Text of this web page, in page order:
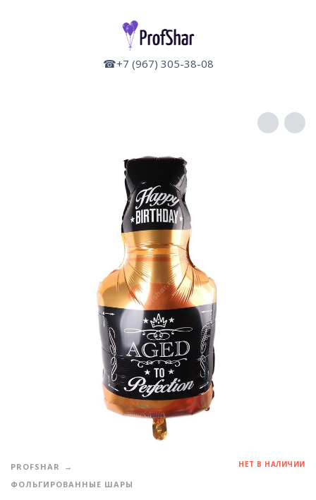
☎+7 (967) 305-38-08
PROFSHAR
ФОЛЬГИРОВАННЫЕ ШАРЫ
НЕТ В НАЛИЧИИ